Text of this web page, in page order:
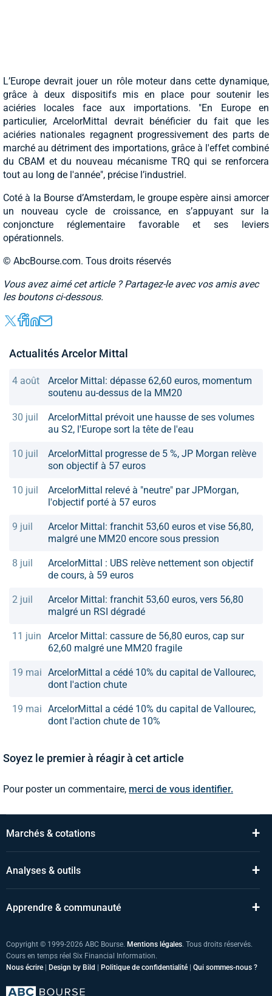
L’Europe devrait jouer un rôle moteur dans cette dynamique,
grâce à deux dispositifs mis en place pour soutenir les
aciéries locales face aux importations. "En Europe en
particulier, ArcelorMittal devrait bénéficier du fait que les
aciéries nationales regagnent progressivement des parts de
marché au détriment des importations, grâce à l'effet combiné
du CBAM et du nouveau mécanisme TRQ qui se renforcera
tout au long de l'année", précise l’industriel.
Coté à la Bourse d’Amsterdam, le groupe espère ainsi amorcer
un nouveau cycle de croissance, en s’appuyant sur la
conjoncture réglementaire favorable et ses leviers
opérationnels.
© AbcBourse.com. Tous droits réservés
Vous avez aimé cet article ? Partagez-le avec vos amis avec
les boutons ci-dessous.
Actualités Arcelor Mittal
4 août
Arcelor Mittal: dépasse 62,60 euros, momentum
soutenu au-dessus de la MM20
30 juil
ArcelorMittal prévoit une hausse de ses volumes
au S2, l'Europe sort la tête de l'eau
10 juil
ArcelorMittal progresse de 5 %, JP Morgan relève
son objectif à 57 euros
10 juil
ArcelorMittal relevé à "neutre" par JPMorgan,
l'objectif porté à 57 euros
9 juil
Arcelor Mittal: franchit 53,60 euros et vise 56,80,
malgré une MM20 encore sous pression
8 juil
ArcelorMittal : UBS relève nettement son objectif
de cours, à 59 euros
2 juil
Arcelor Mittal: franchit 53,60 euros, vers 56,80
malgré un RSI dégradé
11 juin
Arcelor Mittal: cassure de 56,80 euros, cap sur
62,60 malgré une MM20 fragile
19 mai ArcelorMittal a cédé 10% du capital de Vallourec,
dont l'action chute
19 mai ArcelorMittal a cédé 10% du capital de Vallourec,
dont l'action chute de 10%
Soyez le premier à réagir à cet article
Pour poster un commentaire, merci de vous identifier.
Marchés & cotations +
Analyses & outils +
Apprendre & communauté +
Copyright © 1999-2026 ABC Bourse. Mentions légales. Tous droits réservés.
Cours en temps réel Six Financial Information.
Nous écrire
Design by Bild Politique de confidentialité Qui sommes-nous ?